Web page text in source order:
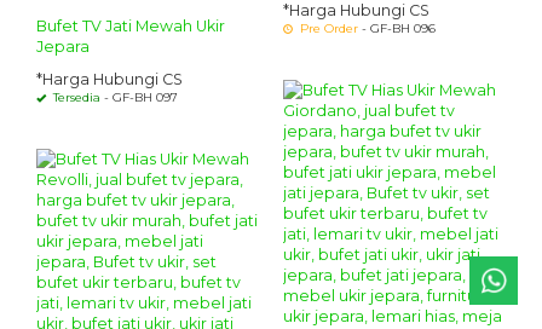
Bufet TV Jati Mewah Ukir
Jepara
*Harga Hubungi CS
Tersedia - GF-BH 097
*Harga Hubungi CS
Pre Order - GF-BH 096